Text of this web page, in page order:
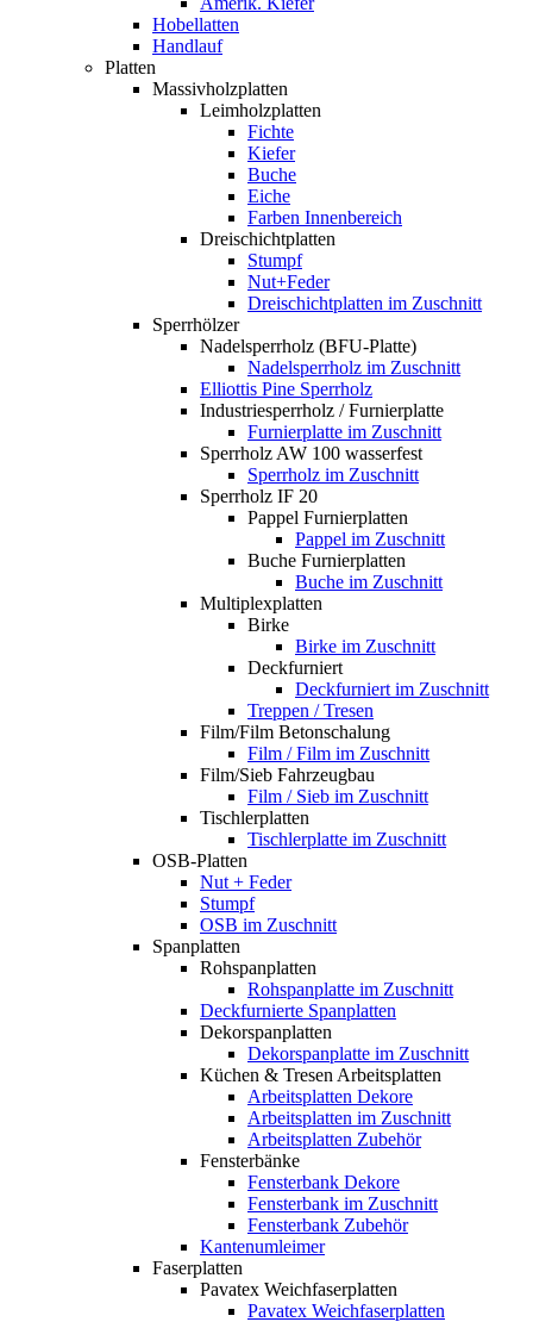
Hobellatten
Handlauf
Platten
Massivholzplatten
Leimholzplatten
Fichte
Kiefer
Buche
Eiche
Farben Innenbereich
Dreischichtplatten
Stumpf
Nut+Feder
Dreischichtplatten im Zuschnitt
Sperrhölzer
Nadelsperrholz (BFU-Platte)
Nadelsperrholz im Zuschnitt
Elliottis Pine Sperrholz
Industriesperrholz / Furnierplatte
Furnierplatte im Zuschnitt
Sperrholz AW 100 wasserfest
Sperrholz im Zuschnitt
Sperrholz IF 20
Pappel Furnierplatten
Pappel im Zuschnitt
Buche Furnierplatten
Buche im Zuschnitt
Multiplexplatten
Birke
Birke im Zuschnitt
Deckfurniert
Deckfurniert im Zuschnitt
Treppen / Tresen
Film/Film Betonschalung
Film / Film im Zuschnitt
Film/Sieb Fahrzeugbau
Film / Sieb im Zuschnitt
Tischlerplatten
Tischlerplatte im Zuschnitt
OSB-Platten
Nut + Feder
Stumpf
OSB im Zuschnitt
Spanplatten
Rohspanplatten
Rohspanplatte im Zuschnitt
Deckfurnierte Spanplatten
Dekorspanplatten
Dekorspanplatte im Zuschnitt
Küchen & Tresen Arbeitsplatten
Arbeitsplatten Dekore
Arbeitsplatten im Zuschnitt
Arbeitsplatten Zubehör
Fensterbänke
Fensterbank Dekore
Fensterbank im Zuschnitt
Fensterbank Zubehör
Kantenumleimer
Faserplatten
Pavatex Weichfaserplatten
Pavatex Weichfaserplatten